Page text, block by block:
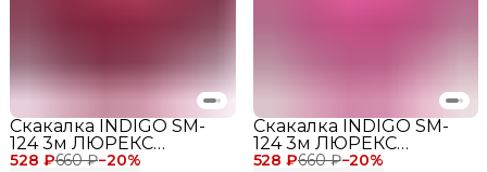
528 ₽660 ₽−20%
Скакалка INDIGO SM-
124 3м ЛЮРЕКС
Фуксия
528 ₽660 ₽−20%
Скакалка INDIGO SM-
124 3м ЛЮРЕКС
Розовый